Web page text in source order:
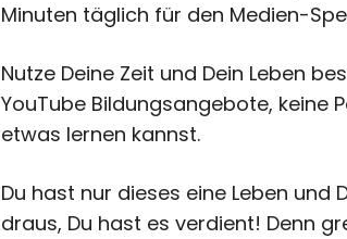
Minuten täglich für den Medien-
Nutze Deine Zeit und Dein Leben
YouTube Bildungsangebote, keine
etwas lernen kannst.
Du hast nur dieses eine Leben und
draus, Du hast es verdient! Denn